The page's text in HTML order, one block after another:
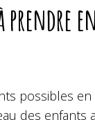
prendre
possibles
des